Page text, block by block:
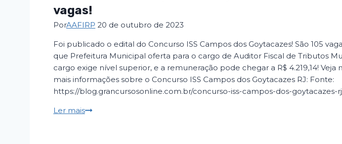
vagas!
PorAAFIRP 20 de outubro de 2023
Foi publicado o edital do Concurso ISS Campos dos Goytacazes! São 105
que Prefeitura Municipal oferta para o cargo de Auditor Fiscal de Tributos
cargo exige nível superior, e a remuneração pode chegar a R$ 4.219,14! Veja
mais informações sobre o Concurso ISS Campos dos Goytacazes RJ: Fonte:
https://blog.grancursosonline.com.br/concurso-iss-campos-dos-goytacazes-
Ler mais